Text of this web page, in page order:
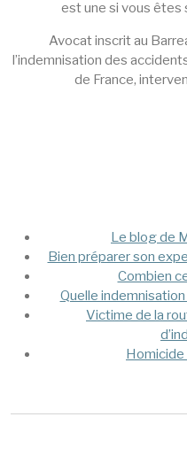
est une si vous êtes
Avocat inscrit au
l’indemnisation des
de France,
Mega MenuLe blog de
Bien préparer son
Combien
Quelle
Victime de la